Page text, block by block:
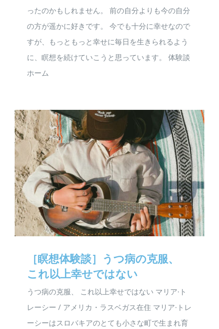
ったのかもしれません。 前の自分よりも今の自分
の方が遥かに好きです。 今でも十分に幸せなので
すが、もっともっと幸せに毎日を生きられるよう
に、瞑想を続けていこうと思っています。 体験談
ホーム
［瞑想体験談］うつ病の克服、
これ以上幸せではない
うつ病の克服、 これ以上幸せではない マリア·ト
レーシー / アメリカ・ラスベガス在住 マリア·トレ
ーシーはスロバキアのとても小さな町で生まれ育